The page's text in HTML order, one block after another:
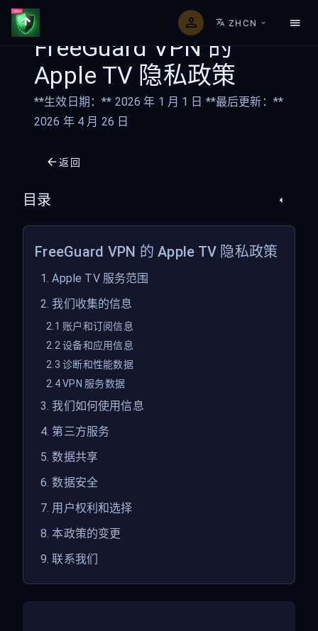
ZHCN
FreeGuard VPN 的
Apple TV 隐私政策
**生效日期：** 2026 年 1 月 1 日 **最后更新：**
2026 年 4 月 26 日
返回
目录
FreeGuard VPN 的 Apple TV 隐私政策
1. Apple TV 服务范围
2. 我们收集的信息
2.1 账户和订阅信息
2.2 设备和应用信息
2.3 诊断和性能数据
2.4 VPN 服务数据
3. 我们如何使用信息
4. 第三方服务
5. 数据共享
6. 数据安全
7. 用户权利和选择
8. 本政策的变更
9. 联系我们